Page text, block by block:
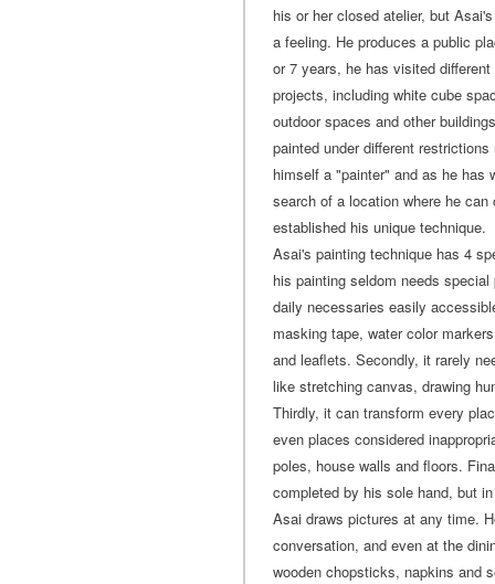
his or her closed atelier, but
a feeling. He produces a public
or 7 years, he has visited
projects, including white cube
outdoor spaces and other
painted under different
himself a "painter" and as he has
search of a location where he
established his unique technique.
Asai's painting technique has 4
his painting seldom needs
daily necessaries easily
masking tape, water color
and leaflets. Secondly, it rarely
like stretching canvas, drawing
Thirdly, it can transform every
even places considered
poles, house walls and floors.
completed by his sole hand, but
Asai draws pictures at any time.
conversation, and even at the
wooden chopsticks, napkins and